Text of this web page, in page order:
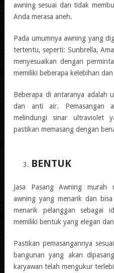
awning sesuai dan tidak
Anda merasa aneh.
Pada umumnya awning yang
tertentu, seperti: Sunbrella,
menyesuaikan dengan
memiliki beberapa kelebihan
Beberapa di antaranya adalah
dan anti air. Pemasangan
melindungi sinar ultraviolet
pastikan memasang dengan
BENTUK
Jasa Pasang Awning murah
awning yang menarik dan
menarik pelanggan sebagai
memiliki bentuk yang elegan
Pastikan pemasangannya
bangunan yang akan
karyawan telah mengukur